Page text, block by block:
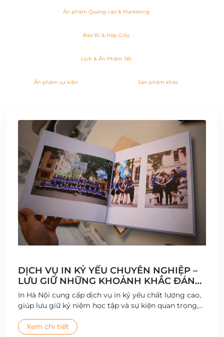
Ấn phẩm Quảng cáo & Marketing
Bao Bì & Hộp Giấy
Lịch & Ấn Phẩm Tết
Ấn phẩm sự kiện Sản phẩm khác
DỊCH VỤ IN KỶ YẾU CHUYÊN NGHIỆP –
LƯU GIỮ NHỮNG KHOẢNH KHẮC ĐÁNG
NHỚ
In Hà Nội cung cấp dịch vụ in kỷ yếu chất lượng cao,
giúp lưu giữ kỷ niệm học tập và sự kiện quan trọng,
Xem chi tiết